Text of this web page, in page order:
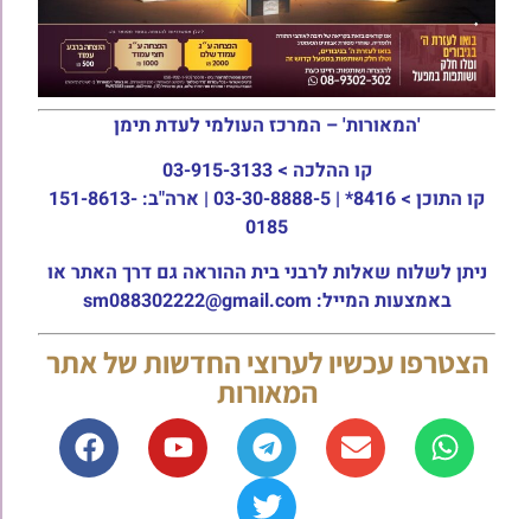
'המאורות' – המרכז העולמי לעדת תימן
קו ההלכה > 03-915-3133
קו התוכן >
8416* | 03-30-8888-5 | ארה"ב: 151-8613-
0185
ניתן לשלוח שאלות לרבני בית ההוראה גם דרך האתר או
באמצעות המייל: sm088302222@gmail.com
הצטרפו עכשיו לערוצי החדשות של אתר
המאורות